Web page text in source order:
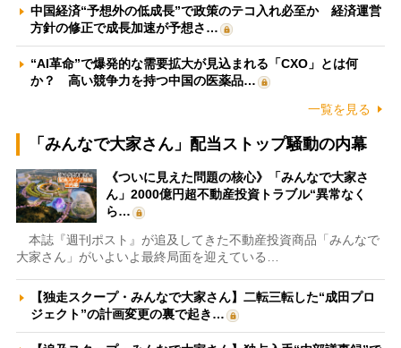
中国経済“予想外の低成長”で政策のテコ入れ必至か 経済運営
方針の修正で成長加速が予想さ…
“AI革命”で爆発的な需要拡大が見込まれる「CXO」とは何
か？ 高い競争力を持つ中国の医薬品…
一覧を見る
「みんなで大家さん」配当ストップ騒動の内幕
《ついに見えた問題の核心》「みんなで大家さ
ん」2000億円超不動産投資トラブル“異常なく
ら…
本誌『週刊ポスト』が追及してきた不動産投資商品「みんなで
大家さん」がいよいよ最終局面を迎えている…
【独走スクープ・みんなで大家さん】二転三転した“成田プロ
ジェクト”の計画変更の裏で起き…